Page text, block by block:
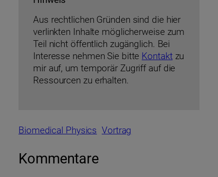
Aus rechtlichen Gründen sind die hier
verlinkten Inhalte möglicherweise zum
Teil nicht öffentlich zugänglich. Bei
Interesse nehmen Sie bitte Kontaktzu
mir auf, um temporär Zugriff auf die
Ressourcen zu erhalten.
Biomedical Physics Vortrag
Kommentare